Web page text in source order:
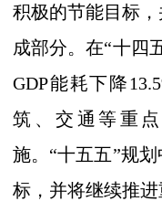
积极的节能目标
成部分。在“十四
GDP能耗下降
筑、交通等重
施。 “十五五”规划
标， 并将继续推进